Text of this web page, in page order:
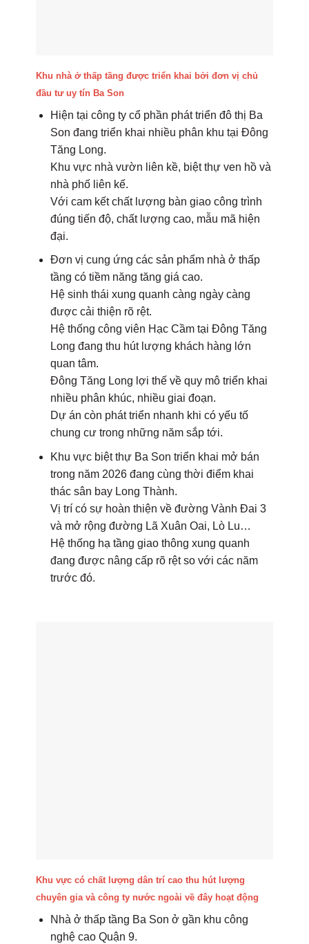
Khu nhà ở thấp tầng được triển khai bởi đơn vị chủ
đầu tư uy tín Ba Son
Hiện tại công ty cổ phần phát triển đô thị Ba
Son đang triển khai nhiều phân khu tại Đông
Tăng Long.
Khu vực nhà vườn liên kề, biệt thự ven hồ và
nhà phố liên kế.
Với cam kết chất lượng bàn giao công trình
đúng tiến độ, chất lượng cao, mẫu mã hiện
đại.
Đơn vị cung ứng các sản phẩm nhà ở thấp
tầng có tiềm năng tăng giá cao.
Hệ sinh thái xung quanh càng ngày càng
được cải thiện rõ rệt.
Hệ thống công viên Hạc Cầm tại Đông Tăng
Long đang thu hút lượng khách hàng lớn
quan tâm.
Đông Tăng Long lợi thế về quy mô triển khai
nhiều phân khúc, nhiều giai đoạn.
Dự án còn phát triển nhanh khi có yếu tố
chung cư trong những năm sắp tới.
Khu vực biệt thự Ba Son triển khai mở bán
trong năm 2026 đang cùng thời điểm khai
thác sân bay Long Thành.
Vị trí có sự hoàn thiện về đường Vành Đai 3
và mở rộng đường Lã Xuân Oai, Lò Lu…
Hệ thống hạ tầng giao thông xung quanh
đang được nâng cấp rõ rệt so với các năm
trước đó.
Khu vực có chất lượng dân trí cao thu hút lượng
chuyên gia và công ty nước ngoài về đây hoạt động
Nhà ở thấp tầng Ba Son ở gần khu công
nghệ cao Quận 9.